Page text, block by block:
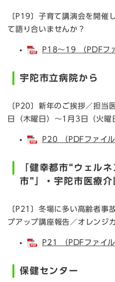
〔P19〕子育て講演会を開催
て語り合いませんか？
P18～19 （PDFフ
宇陀市立病院から
〔P20〕新年のご挨拶／担当
日（木曜日）～1月3日（火曜
P20 （PDFファイ
「健幸都市“ウェル
市”」・宇陀市医療
〔P21〕冬場に多い高齢者事
プアップ講座報告／オレンジ
P21 （PDFファイ
保健センター